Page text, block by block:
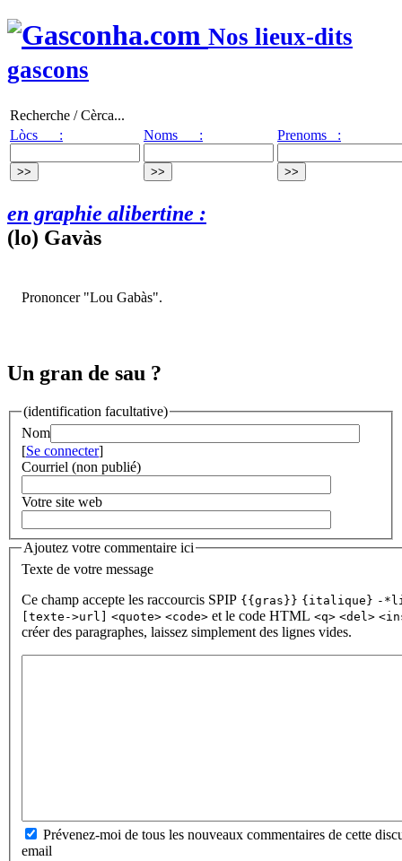
Nos lieux-dits
gascons
Recherche / Cèrca...
Lòcs :
Noms : Prenoms :
en graphie alibertine :
(lo) Gavàs
Prononcer "Lou Gabàs".
Un gran de sau ?
(identification facultative)
Nom
[Se connecter]
Courriel (non publié)
Votre site web
Ajoutez votre commentaire ici
Texte de votre message
Ce champ accepte les raccourcis SPIP {{gras}} {italique} -
[texte->url] <quote> <code> et le code HTML <q> <del>
créer des paragraphes, laissez simplement des lignes vides.
Prévenez-moi de tous les nouveaux commentaires de cette
email